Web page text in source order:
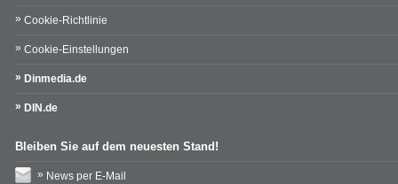
Cookie-Richtlinie
Cookie-Einstellungen
Dinmedia.de
DIN.de
Bleiben Sie auf dem neuesten Stand!
News per E-Mail